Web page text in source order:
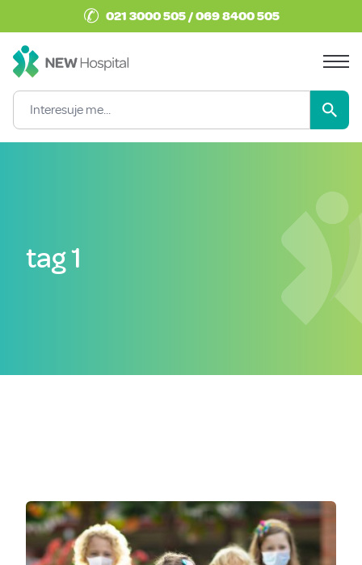
✆ 021 3000 505 / 069 8400 505
tag 1